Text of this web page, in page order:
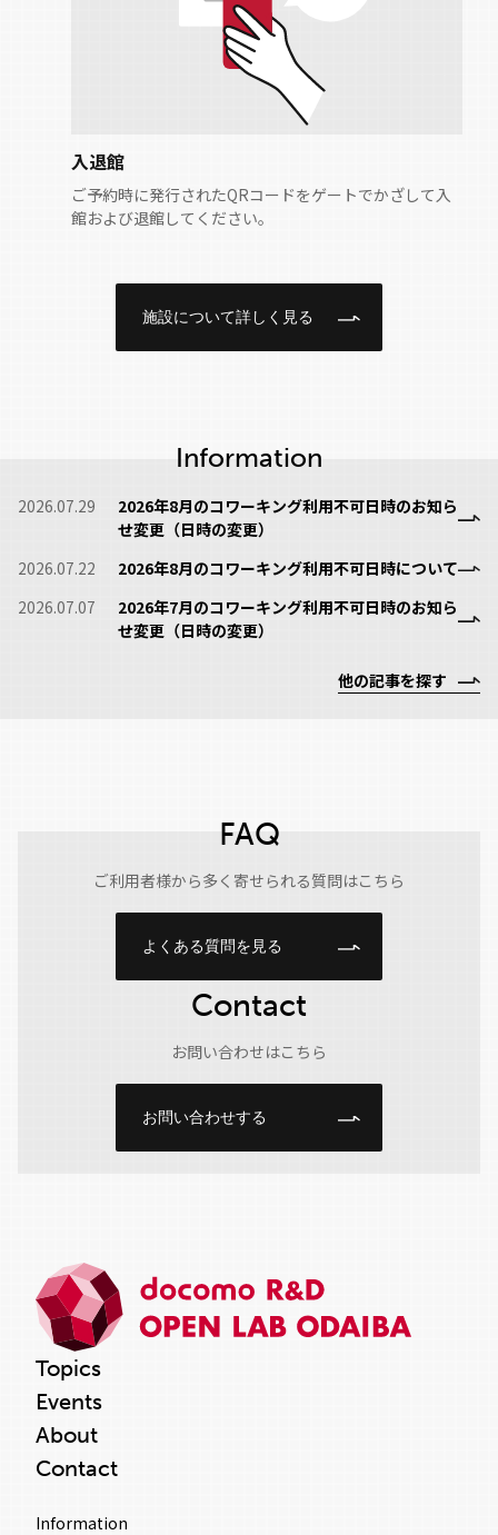
入退館
ご予約時に発行されたQRコードをゲートでかざして入
館および退館してください。
施設について詳しく見る
Information
2026.07.29
2026年8月のコワーキング利用不可日時のお知ら
せ変更（日時の変更）
2026.07.22
2026年8月のコワーキング利用不可日時について
2026.07.07
2026年7月のコワーキング利用不可日時のお知ら
せ変更（日時の変更）
他の記事を探す
FAQ
ご利用者様から多く寄せられる質問はこちら
よくある質問を見る
Contact
お問い合わせはこちら
お問い合わせする
Topics
Events
About
Contact
Information